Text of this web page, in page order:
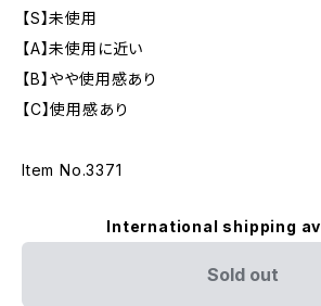
【S】未使用
【A】未使用に近い
【B】やや使用感あり
【C】使用感あり
Item No.3371
International shipping
Sold out